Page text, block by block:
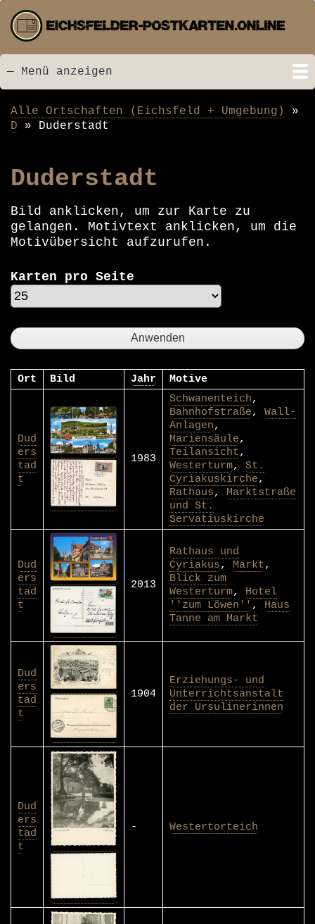
zum
Inhalt
Menü
— Menü anzeigen
Startseite
Neu hinzugefügt
Postkarten
Bildarchiv
Videos
Suche
Kontakt
Links
Spende
Pfadnavigation
Alle Ortschaften (Eichsfeld + Umgebung)
D
Duderstadt
Duderstadt
Bild anklicken, um zur Karte zu
gelangen. Motivtext anklicken, um die
Motivübersicht aufzurufen.
Karten pro Seite
Ort Bild Jahr Motive
Dud
ers
tad
t
1983
Schwanenteich,
Bahnhofstraße, Wall-
Anlagen,
Mariensäule,
Teilansicht,
Westerturm, St.
Cyriakuskirche,
Rathaus, Marktstraße
und St.
Servatiuskirche
Dud
ers
tad
t
2013
Rathaus und
Cyriakus, Markt,
Blick zum
Westerturm, Hotel
''zum Löwen'' , Haus
Tanne am Markt
Dud
ers
tad
t
1904
Erziehungs- und
Unterrichtsanstalt
der Ursulinerinnen
Dud
ers
tad
t
- Westertorteich